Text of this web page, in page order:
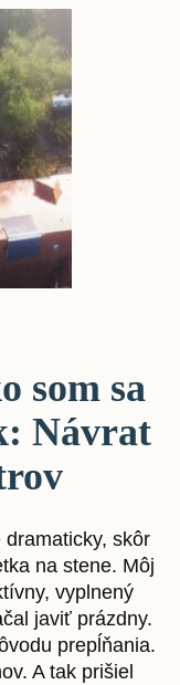
som sa
Návrat
skôr
na stene. Môj
vyplnený
javiť prázdny.
prepĺňania.
A tak prišiel